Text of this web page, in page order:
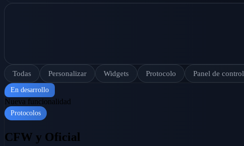
Todas Personalizar Widgets Protocolo Panel de control
En desarrollo
Nueva funcionalidad
Protocolos
CFW y Oficial